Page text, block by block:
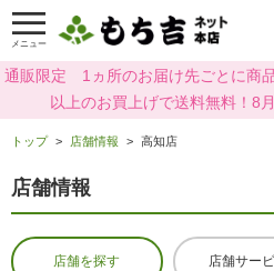
メニュー
通販限定 1ヵ所のお届け先ごとに商
以上のお買上げで送料無料！8
トップ 店舗情報 高知店
店舗情報
店舗を探す 店舗サー